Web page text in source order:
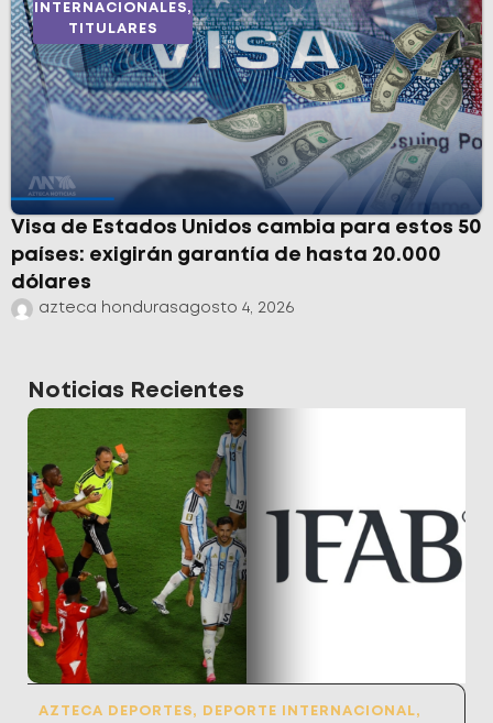
INTERNACIONALES,
TITULARES
Visa de Estados Unidos cambia para estos 50
países: exigirán garantía de hasta 20.000
dólares
azteca hondurasagosto 4, 2026
Noticias Recientes
AZTECA DEPORTES, DEPORTE INTERNACIONAL,